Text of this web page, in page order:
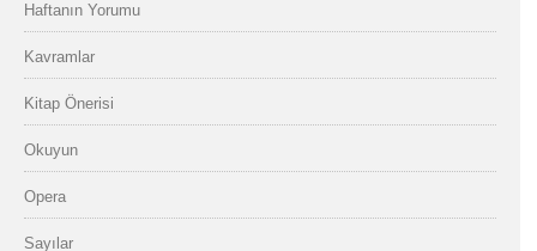
Haftanın Yorumu
Kavramlar
Kitap Önerisi
Okuyun
Opera
Sayılar